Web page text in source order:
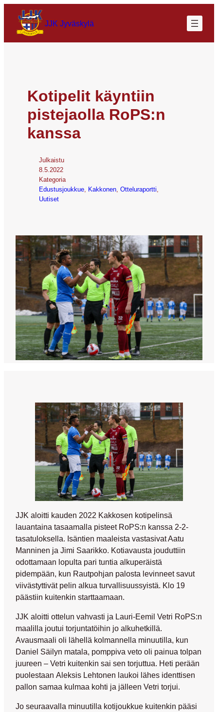
JJK Jyväskylä
Kotipelit käyntiin
pistejaolla RoPS:n
kanssa
Julkaistu
8.5.2022
Kategoria
Edustusjoukkue Kakkonen Otteluraportti
Uutiset
JJK aloitti kauden 2022 Kakkosen kotipelinsä
lauantaina tasaamalla pisteet RoPS:n kanssa 2-2-
tasatuloksella. Isäntien maaleista vastasivatAatu
Manninen ja Jimi Saarikko. Kotiavausta jouduttiin
odottamaan lopulta pari tuntia alkuperäistä
pidempään, kun Rautpohjan palosta levinneet savut
viivästyttivät pelin alkua turvallisuussyistä. Klo 19
päästiin kuitenkin starttaamaan.
JJK aloitti ottelun vahvasti ja Lauri-Eemil Vetri RoPS:n
maalilla joutui torjuntatöihin jo alkuhetkillä.
Avausmaali oli lähellä kolmannella minuutilla, kun
Daniel Säilyn matala, pomppiva veto oli painua tolpan
juureen – Vetri kuitenkin sai sen torjuttua. Heti perään
puolestaan Aleksis Lehtonen laukoi lähes identtisen
pallon samaa kulmaa kohti ja jälleen Vetri torjui.
Jo seuraavalla minuutilla kotijoukkue kuitenkin pääsi